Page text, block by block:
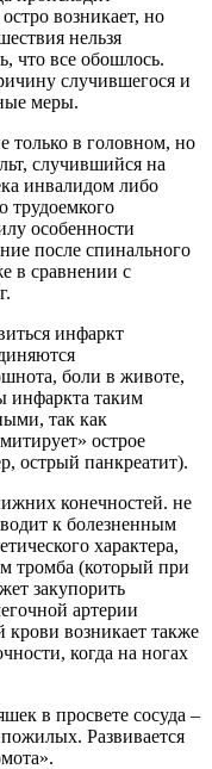
возникает, но
нельзя
что все обошлось.
случившегося и
меры.
только в головном, но
случившийся на
инвалидом либо
трудоемкого
особенности
после спинального
в сравнении с
инфаркт
боли в животе,
инфаркта таким
так как
острое
острый панкреатит).
конечностей. не
к болезненным
характера,
тромба (который при
закупорить
артерии
крови возникает также
когда на ногах
в просвете сосуда –
Развивается